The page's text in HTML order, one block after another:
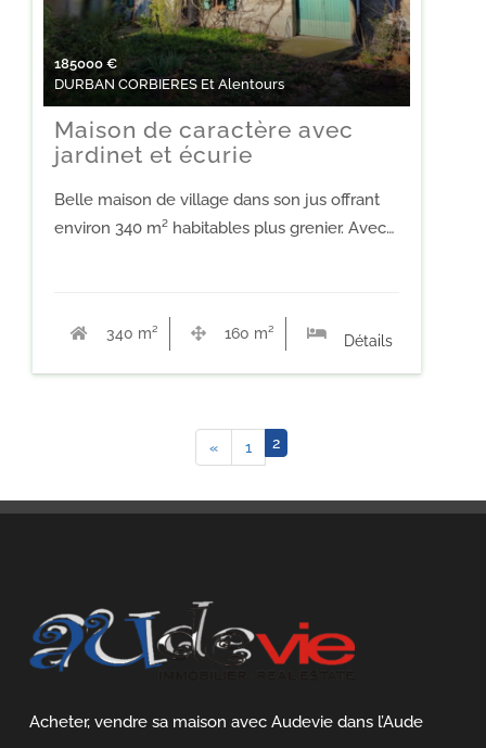
185000 €
DURBAN CORBIERES Et Alentours
Maison de caractère avec
jardinet et écurie
Belle maison de village dans son jus offrant
environ 340 m² habitables plus grenier. Avec…
340 m² 160 m² 4Détails
« 1 2
Acheter, vendre sa maison avec Audevie dans l’Aude